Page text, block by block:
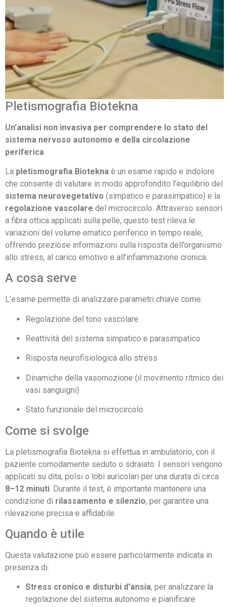
Pletismografia Biotekna
Un’analisi non invasiva per comprendere lo stato del
sistema nervoso autonomo e della circolazione
periferica
La pletismografia Biotekna è un esame rapido e indolore
che consente di valutare in modo approfondito l’equilibrio del
sistema neurovegetativo (simpatico e parasimpatico) e la
regolazione vascolare del microcircolo. Attraverso sensori
a fibra ottica applicati sulla pelle, questo test rileva le
variazioni del volume ematico periferico in tempo reale,
offrendo preziose informazioni sulla risposta dell’organismo
allo stress, al carico emotivo e all’infiammazione cronica.
A cosa serve
L’esame permette di analizzare parametri chiave come:
Regolazione del tono vascolare
Reattività del sistema simpatico e parasimpatico
Risposta neurofisiologica allo stress
Dinamiche della vasomozione (il movimento ritmico dei
vasi sanguigni)
Stato funzionale del microcircolo
Come si svolge
La pletismografia Biotekna si effettua in ambulatorio, con il
paziente comodamente seduto o sdraiato. I sensori vengono
applicati su dita, polsi o lobi auricolari per una durata di circa
8–12 minuti . Durante il test, è importante mantenere una
condizione di rilassamento e silenzio, per garantire una
rilevazione precisa e affidabile.
Quando è utile
Questa valutazione può essere particolarmente indicata in
presenza di:
Stress cronico e disturbi d’ansia, per analizzare la
regolazione del sistema autonomo e pianificare